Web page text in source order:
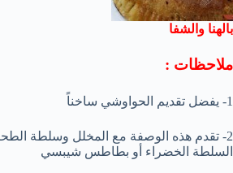
بالهنا والشفا
ملاحظات :
1- يفضل تقديم الحواوشي ساخناً
2- تقدم هذه الوصفة مع المخلل وسلطة
السلطة الخضراء أو بطاطس شيبسي